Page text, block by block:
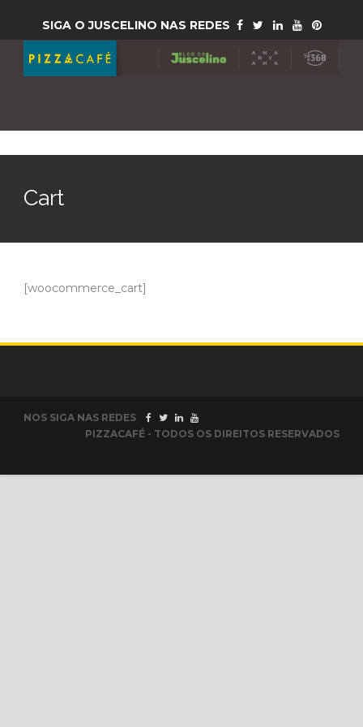
SIGA O JUSCELINO NAS REDES
Cart
[woocommerce_cart]
NOS SIGA NAS REDES
PIZZACAFÉ - TODOS OS DIREITOS RESERVADOS